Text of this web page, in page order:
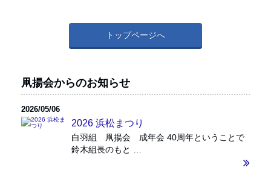
トップページへ
凧揚会からのお知らせ
2026/05/06
2026 浜松まつり
白羽組 凧揚会 成年会 40周年ということで
鈴木組長のもと …